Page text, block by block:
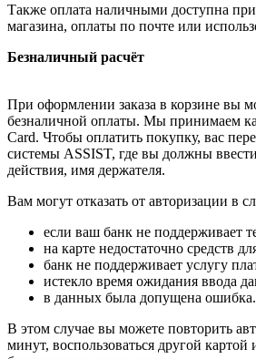
Также оплата наличными доступна
магазина, оплаты по почте или
Безналичный расчёт
При оформлении заказа в корзине вы
безналичной оплаты. Мы принимаем
Card. Чтобы оплатить покупку, вас
системы ASSIST, где вы должны
действия, имя держателя.
Вам могут отказать от авторизации в
если ваш банк не поддерживает
на карте недостаточно средств
банк не поддерживает услугу
истекло время ожидания ввода
в данных была допущена ошибка.
В этом случае вы можете повторить
минут, воспользоваться другой картой